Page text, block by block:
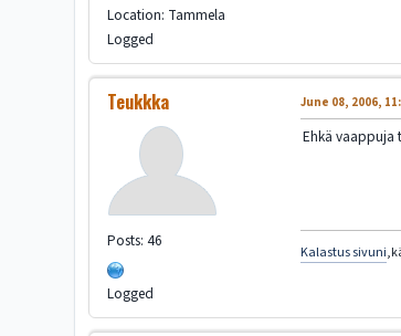
Location: Tammela
Logged
Teukkka
Posts: 46
Logged
June 08, 2006,
Ehkä vaappuja
Kalastus sivuni